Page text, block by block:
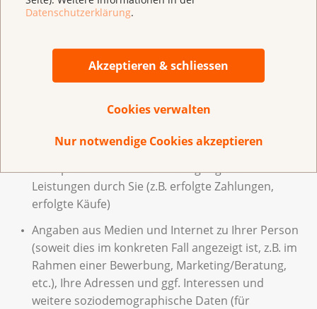
Datenschutzerklärung.
Akzeptieren & schliessen
Cookies verwalten
Nur notwendige Cookies akzeptieren
Umfeld (Familie, Berater, Rechtsvertreter, etc.)
Einbezug von Ihnen abschliessen oder abwickeln
können (z.B. Referenzen, Ihre Adresse für
Angaben zur Einhaltung gesetzlicher Vorgaben,
Angaben von Banken, Versicherungen, Vertriebs-
und anderen Vertragspartnern von uns zur
Inanspruchnahme oder Erbringung von
Leistungen durch Sie (z.B. erfolgte Zahlungen,
erfolgte Käufe)
Angaben aus Medien und Internet zu Ihrer Person
(soweit dies im konkreten Fall angezeigt ist, z.B. im
Rahmen einer Bewerbung, Marketing/Beratung,
etc.), Ihre Adressen und ggf. Interessen und
weitere soziodemographische Daten (für